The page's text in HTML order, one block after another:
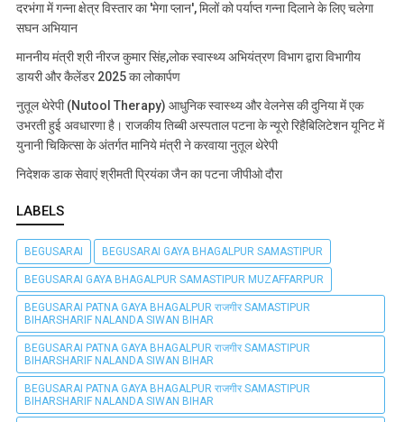
दरभंगा में गन्ना क्षेत्र विस्तार का 'मेगा प्लान', मिलों को पर्याप्त गन्ना दिलाने के लिए चलेगा
सघन अभियान
माननीय मंत्री श्री नीरज कुमार सिंह,लोक स्वास्थ्य अभियंत्रण विभाग द्वारा विभागीय
डायरी और कैलेंडर 2025 का लोकार्पण
नुतूल थेरेपी (Nutool Therapy) आधुनिक स्वास्थ्य और वेलनेस की दुनिया में एक
उभरती हुई अवधारणा है। राजकीय तिब्बी अस्पताल पटना के न्यूरो रिहैबिलिटेशन यूनिट में
युनानी चिकित्सा के अंतर्गत मानिये मंत्री ने करवाया नुतूल थेरेपी
निदेशक डाक सेवाएं श्रीमती प्रियंका जैन का पटना जीपीओ दौरा
LABELS
BEGUSARAI BEGUSARAI GAYA BHAGALPUR SAMASTIPUR
BEGUSARAI GAYA BHAGALPUR SAMASTIPUR MUZAFFARPUR
BEGUSARAI PATNA GAYA BHAGALPUR राजगीर SAMASTIPUR
BIHARSHARIF NALANDA SIWAN BIHAR
BEGUSARAI PATNA GAYA BHAGALPUR राजगीर SAMASTIPUR
BIHARSHARIF NALANDA SIWAN BIHAR
BEGUSARAI PATNA GAYA BHAGALPUR राजगीर SAMASTIPUR
BIHARSHARIF NALANDA SIWAN BIHAR